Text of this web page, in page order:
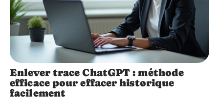
Enlever trace ChatGPT : méthode
efficace pour effacer historique
facilement